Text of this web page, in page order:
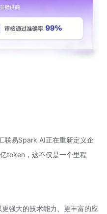
联易Spark AI正在重新定义企
token，这不仅是一个里程
强大的技术能力、更丰富的应